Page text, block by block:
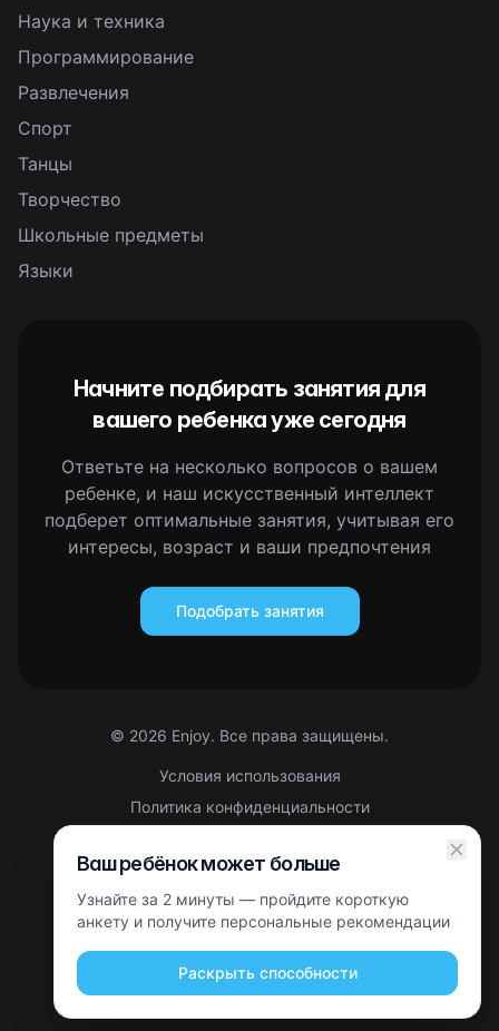
Наука и техника
Программирование
Развлечения
Спорт
Танцы
Творчество
Школьные предметы
Языки
Начните подбирать занятия для
вашего ребенка уже сегодня
Ответьте на несколько вопросов о вашем
ребенке, и наш искусственный интеллект
подберет оптимальные занятия, учитывая его
интересы, возраст и ваши предпочтения
Подобрать занятия
© 2026 Enjoy. Все права защищены.
Условия использования
Политика конфиденциальности
Партнерская оферта
Этот сайт защищен reCAPTCHA. Применяются Политика
конфиденциальности и Условия использования Google.
Ваш ребёнок может больше
Узнайте за 2 минуты — пройдите короткую
анкету и получите персональные рекомендации
Раскрыть способности